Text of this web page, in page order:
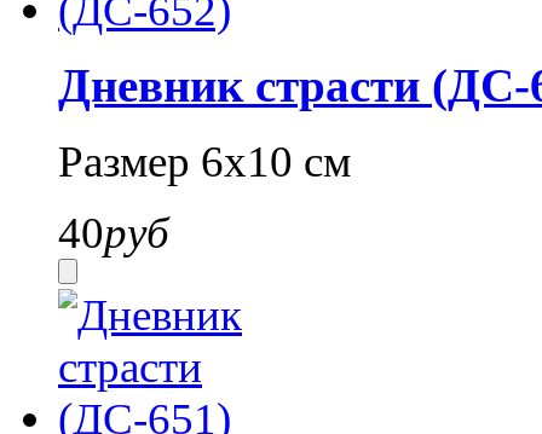
Дневник страсти (ДС-
Размер 6х10 см
40руб